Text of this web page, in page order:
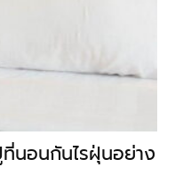
นอนกันไรฝุ่นอย่าง